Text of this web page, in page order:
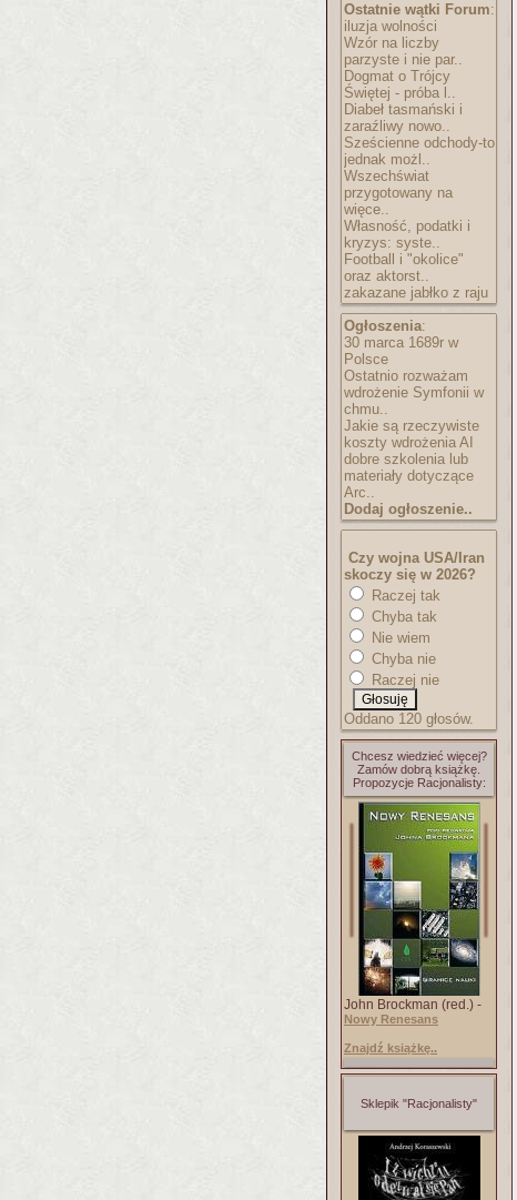
Ostatnie wątki Forum:
iluzja wolności
Wzór na liczby
parzyste i nie par..
Dogmat o Trójcy
Świętej - próba l..
Diabeł tasmański i
zaraźliwy nowo..
Sześcienne odchody-to
jednak możl..
Wszechświat
przygotowany na
więce..
Własność, podatki i
kryzys: syste..
Football i "okolice"
oraz aktorst..
zakazane jabłko z raju
Ogłoszenia:
30 marca 1689r w
Polsce
Ostatnio rozważam
wdrożenie Symfonii w
chmu..
Jakie są rzeczywiste
koszty wdrożenia AI
dobre szkolenia lub
materiały dotyczące
Arc..
Dodaj ogłoszenie..
Czy wojna USA/Iran
skoczy się w 2026?
Raczej tak
Chyba tak
Nie wiem
Chyba nie
Raczej nie
Oddano 120 głosów.
Chcesz wiedzieć więcej?
Zamów dobrą książkę.
Propozycje Racjonalisty:
John Brockman (red.) -
Nowy Renesans
Znajdź książkę..
Sklepik "Racjonalisty"